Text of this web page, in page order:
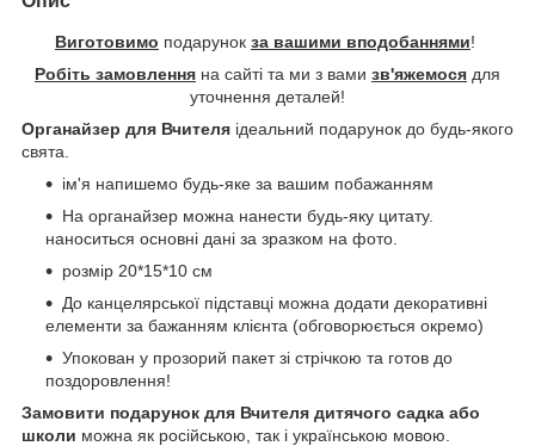
Виготовимо подарунок за вашими вподобаннями!
Робіть замовлення на сайті та ми з вами зв'яжемося для
уточнення деталей!
Органайзер для Вчителя ідеальний подарунок до будь-якого
свята.
ім'я напишемо будь-яке за вашим побажанням
На органайзер можна нанести будь-яку цитату.
наноситься основні дані за зразком на фото.
розмір 20*15*10 см
До канцелярської підставці можна додати декоративні
елементи за бажанням клієнта (обговорюється окремо)
Упокован у прозорий пакет зі стрічкою та готов до
поздоровлення!
Замовити подарунок для Вчителя дитячого садка або
школи можна як російською, так і українською мовою.